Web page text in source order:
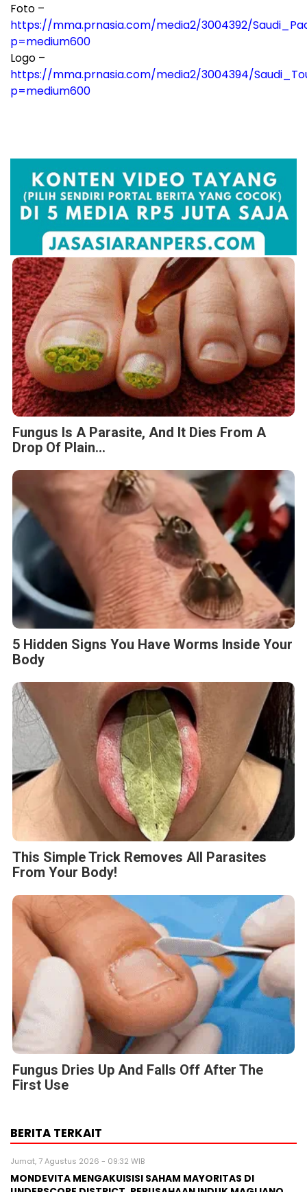
Foto –
https://mma.prnasia.com/media2/3004392/
p=medium600
Logo –
https://mma.prnasia.com/media2/3004394/
p=medium600
Fungus Is A Parasite, And It Dies From A
Drop Of Plain...
5 Hidden Signs You Have Worms Inside Your
Body
This Simple Trick Removes All Parasites
From Your Body!
Fungus Dries Up And Falls Off After The
First Use
BERITA TERKAIT
Jumat, 7 Agustus 2026 - 09:32 WIB
MONDEVITA MENGAKUISISI SAHAM MAYORITAS DI